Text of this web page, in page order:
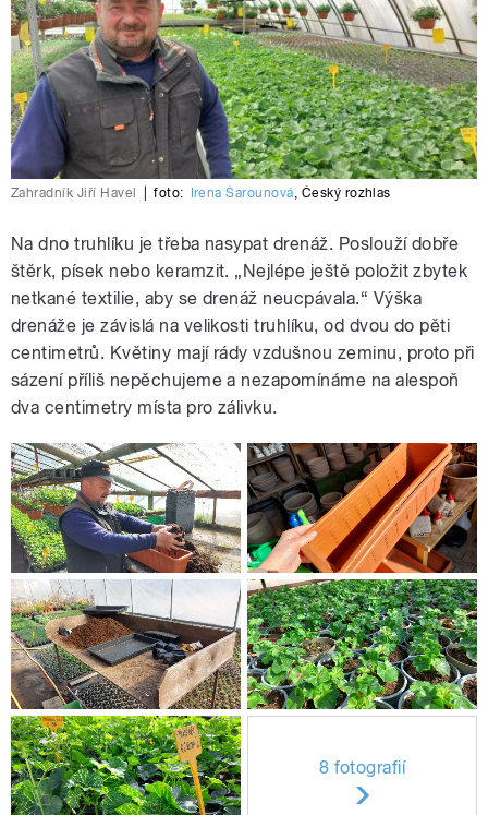
Zahradník Jiří Havel foto: Irena Šarounová, Český rozhlas
Na dno truhlíku je třeba nasypat drenáž. Poslouží dobře
štěrk, písek nebo keramzit. „Nejlépe ještě položit zbytek
netkané textilie, aby se drenáž neucpávala.“ Výška
drenáže je závislá na velikosti truhlíku, od dvou do pěti
centimetrů. Květiny mají rády vzdušnou zeminu, proto při
sázení příliš nepěchujeme a nezapomínáme na alespoň
dva centimetry místa pro zálivku.
8 fotografií